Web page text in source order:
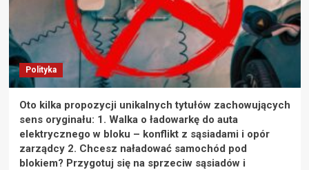
Polityka
Oto kilka propozycji unikalnych tytułów zachowujących
sens oryginału: 1. Walka o ładowarkę do auta
elektrycznego w bloku – konflikt z sąsiadami i opór
zarządcy 2. Chcesz naładować samochód pod
blokiem? Przygotuj się na sprzeciw sąsiadów i